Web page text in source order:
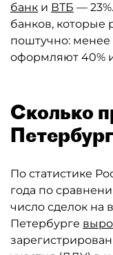
банк и ВТБ —
банков, которые
поштучно: менее
оформляют 40%
Сколько
По статистике
года по
число сделок на
Петербурге